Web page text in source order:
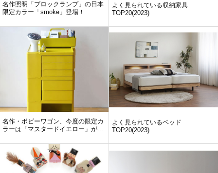
名作照明「ブロックランプ」の日本
限定カラー「smoke」登場！
名作・ボビーワゴン、今度の限定カ
ラーは「マスタードイエロー」が...
よく見られている収納家具
TOP20(2023)
よく見られているベッド
TOP20(2023)